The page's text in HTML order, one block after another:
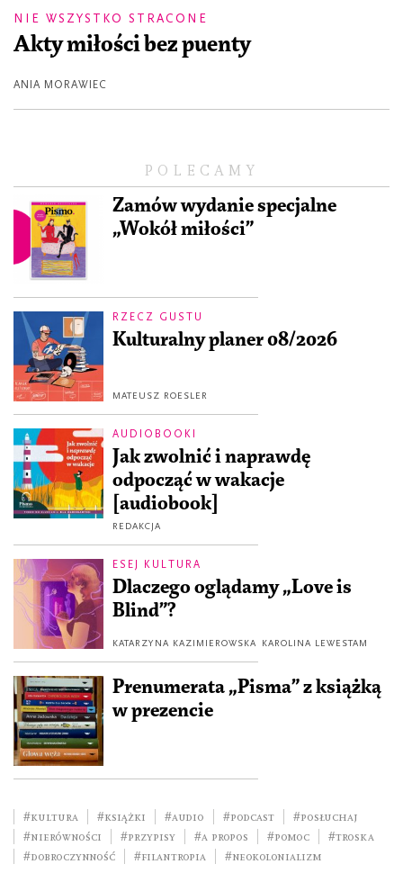
POLECAMY
Zamów wydanie specjalne
„Wokół miłości”
RZECZ GUSTU
Kulturalny planer 08/2026
MATEUSZ ROESLER
AUDIOBOOKI
Jak zwolnić i naprawdę
odpocząć w wakacje
[audiobook]
REDAKCJA
ESEJ KULTURA
Dlaczego oglądamy „Love is
Blind”?
KATARZYNA KAZIMIEROWSKA KAROLINA LEWESTAM
Prenumerata „Pisma” z książką
w prezencie
#kultura #książki #audio #podcast
#posłuchaj
#nierówności
#przypisy #a propos #pomoc
#Troska
#dobroczynność
#filantropia #neokolonializm
NIE WSZYSTKO STRACONE
Akty miłości bez puenty
ANIA MORAWIEC